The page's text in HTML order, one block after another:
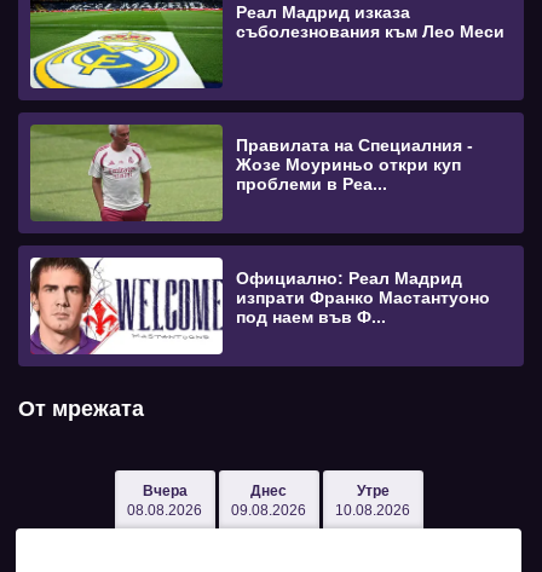
Реал Мадрид изказа
съболезнования към Лео Меси
Правилата на Специалния -
Жозе Моуриньо откри куп
проблеми в Реа...
Официално: Реал Мадрид
изпрати Франко Мастантуоно
под наем във Ф...
От мрежата
Вчера
08.08.2026
Днес
09.08.2026
Утре
10.08.2026